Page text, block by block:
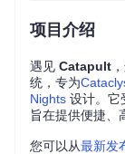
项目介绍
遇见 Catapult
统，专为
Nights 设计。它
旨在提供便捷、
您可以从最新发